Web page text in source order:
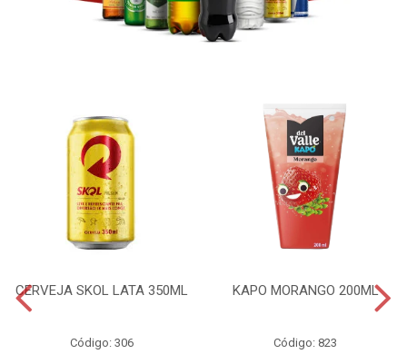
CERVEJA SKOL LATA 350ML
Código: 306
KAPO MORANGO 200ML
Código: 823